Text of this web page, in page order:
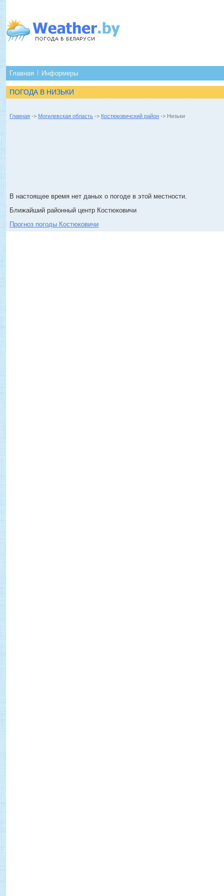
Главная Информеры
ПОГОДА В НИЗЬКИ
Главная -> Могилевская область -> Костюковичский район -> Низьки
В настоящее время нет даных о погоде в этой местности.
Ближайший районный центр Костюковичи
Прогноз погоды Костюковичи